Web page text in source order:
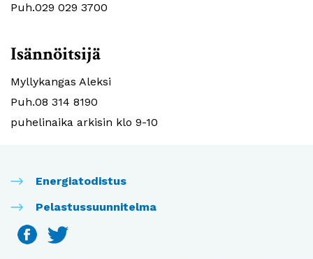
Puh.029 029 3700
Isännöitsijä
Myllykangas Aleksi
Puh.08 314 8190
puhelinaika arkisin klo 9-10
Energiatodistus
Pelastussuunnitelma